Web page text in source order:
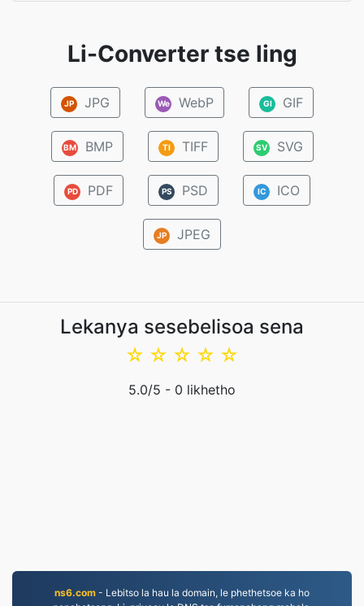
Li-Converter tse ling
JP JPG We WebP GI GIF
BM BMP TI TIFF SV SVG
PD PDF PS PSD IC ICO
JP JPEG
Lekanya sesebelisoa sena
☆
☆
☆
☆
☆
5.0/5 - 0 likhetho
ns6.com - Lebitso la hau la domain, le phethetsoe ka ho